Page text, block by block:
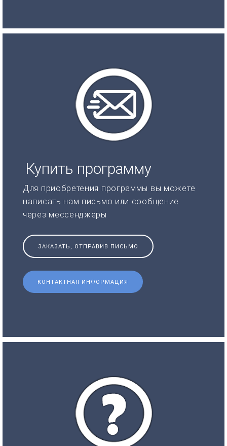
Купить программу
Для приобретения программы вы можете
написать нам письмо или сообщение
через мессенджеры
ЗАКАЗАТЬ, ОТПРАВИВ ПИСЬМО
КОНТАКТНАЯ ИНФОРМАЦИЯ